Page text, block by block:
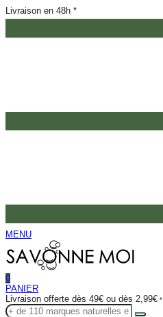
Livraison en 48h *
MENU
0
PANIER
Livraison offerte dès 49€ ou dès 2,99€ *